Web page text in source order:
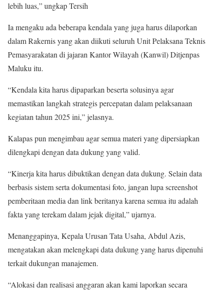
lebih luas,” ungkap Tersih
Ia mengaku ada beberapa kendala yang juga harus dilaporkan
dalam Rakernis yang akan diikuti seluruh Unit Pelaksana Teknis
Pemasyarakatan di jajaran Kantor Wilayah (Kanwil) Ditjenpas
Maluku itu.
“Kendala kita harus dipaparkan beserta solusinya agar
memastikan langkah strategis percepatan dalam pelaksanaan
kegiatan tahun 2025 ini,” jelasnya.
Kalapas pun mengimbau agar semua materi yang dipersiapkan
dilengkapi dengan data dukung yang valid.
“Kinerja kita harus dibuktikan dengan data dukung. Selain data
berbasis sistem serta dokumentasi foto, jangan lupa screenshot
pemberitaan media dan link beritanya karena semua itu adalah
fakta yang terekam dalam jejak digital,” ujarnya.
Menanggapinya, Kepala Urusan Tata Usaha, Abdul Azis,
mengatakan akan melengkapi data dukung yang harus dipenuhi
terkait dukungan manajemen.
“Alokasi dan realisasi anggaran akan kami laporkan secara